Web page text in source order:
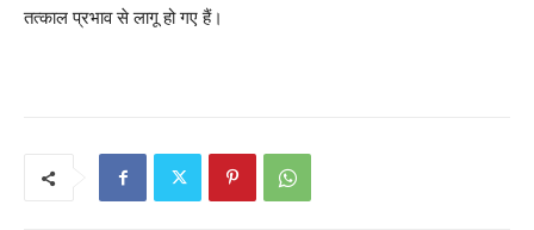
तत्काल प्रभाव से लागू हो गए हैं।